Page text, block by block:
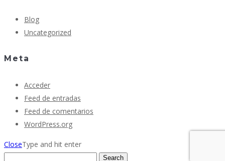
Blog
Uncategorized
Meta
Acceder
Feed de entradas
Feed de comentarios
WordPress.org
CloseType and hit enter